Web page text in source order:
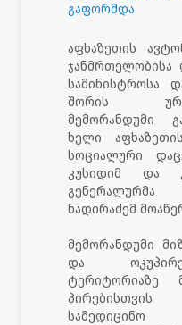
გაფორმდა
აფხაზეთის
ჯანმრთელობისა
სამინისტროსა
შორის
მემორანდუმი
ხელი
სოციალური
კუსიდიმ და
ნადირაძემ
მემორანდუმი
და
ტერიტორიაზე
პირებისთვის